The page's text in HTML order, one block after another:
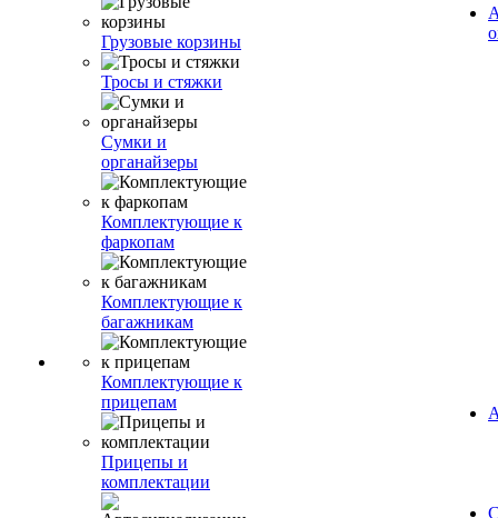
Грузовые корзины
Тросы и стяжки
Сумки и
органайзеры
Комплектующие к
фаркопам
Комплектующие к
багажникам
Комплектующие к
прицепам
Прицепы и
комплектации